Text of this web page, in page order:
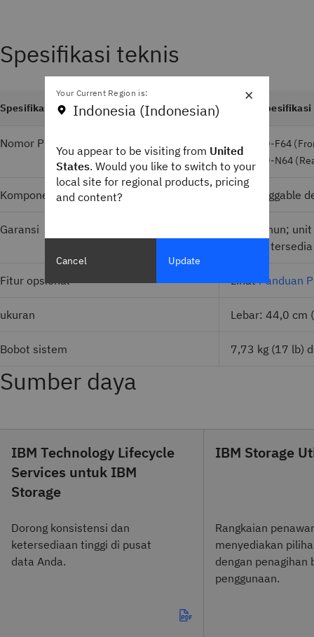
Spesifikasi teknis
Spesifikasi Detail spesifikasi
Nomor Produk
8960-F64
8960-N64
Komponen hot-swap SFP pluggable
Garansi
Satu tahun;
garansi tersedia
Fitur opsional LihatPanduan
ukuran Lebar: 44,0 cm
Bobot sistem 7,73 kg (17 lb)
Sumber daya
IBM Technology Lifecycle
Services untuk IBM
Storage
Dorong konsistensi dan
ketersediaan tinggi di pusat
data Anda.
IBM Storage
Rangkaian
menyediakan
dengan penagihan
penggunaan.
×
Your Current Region is:
Indonesia (Indonesian)
You appear to be visiting from United
States. Would you like to switch to your
local site for regional products, pricing
and content?
Cancel Update